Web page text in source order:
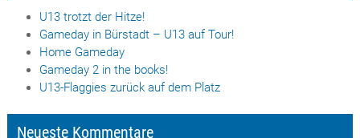
U13 trotzt der Hitze!
Gameday in Bürstadt – U13 auf Tour!
Home Gameday
Gameday 2 in the books!
U13-Flaggies zurück auf dem Platz
Neueste Kommentare